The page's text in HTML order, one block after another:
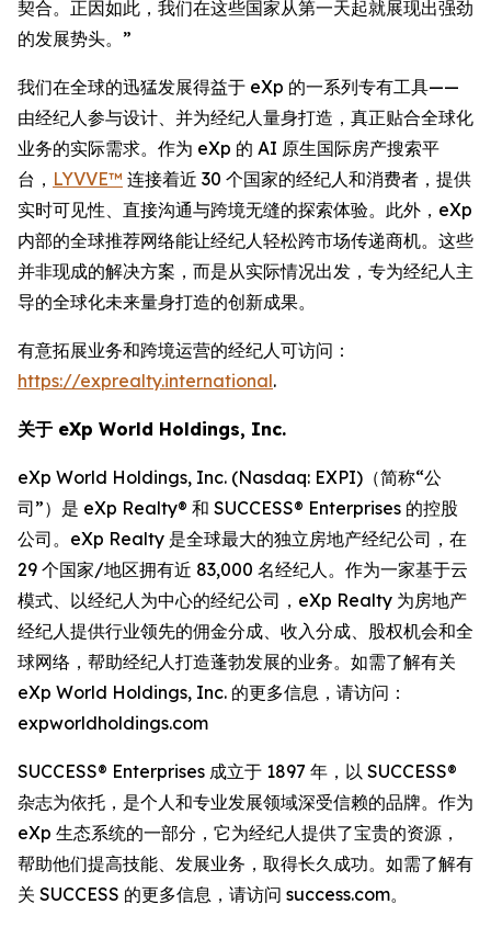
契合。正因如此，我们在这些国家从第一天起就展现出强劲
的发展势头。”
我们在全球的迅猛发展得益于 eXp 的一系列专有工具——
由经纪人参与设计、并为经纪人量身打造，真正贴合全球化
业务的实际需求。作为 eXp 的 AI 原生国际房产搜索平
台， LYVVE™ 连接着近 30 个国家的经纪人和消费者，提供
实时可见性、直接沟通与跨境无缝的探索体验。此外，eXp
内部的全球推荐网络能让经纪人轻松跨市场传递商机。这些
并非现成的解决方案，而是从实际情况出发，专为经纪人主
导的全球化未来量身打造的创新成果。
有意拓展业务和跨境运营的经纪人可访问：
https://exprealty.international.
关于 eXp World Holdings, Inc.
eXp World Holdings, Inc. (Nasdaq: EXPI)（简称“公
司”）是 eXp Realty® 和 SUCCESS® Enterprises 的控股
公司。eXp Realty 是全球最大的独立房地产经纪公司，在
29 个国家/地区拥有近 83,000 名经纪人。作为一家基于云
模式、以经纪人为中心的经纪公司，eXp Realty 为房地产
经纪人提供行业领先的佣金分成、收入分成、股权机会和全
球网络，帮助经纪人打造蓬勃发展的业务。如需了解有关
eXp World Holdings, Inc. 的更多信息，请访问：
expworldholdings.com
SUCCESS® Enterprises 成立于 1897 年，以 SUCCESS®
杂志为依托，是个人和专业发展领域深受信赖的品牌。作为
eXp 生态系统的一部分，它为经纪人提供了宝贵的资源，
帮助他们提高技能、发展业务，取得长久成功。如需了解有
关 SUCCESS 的更多信息，请访问 success.com。